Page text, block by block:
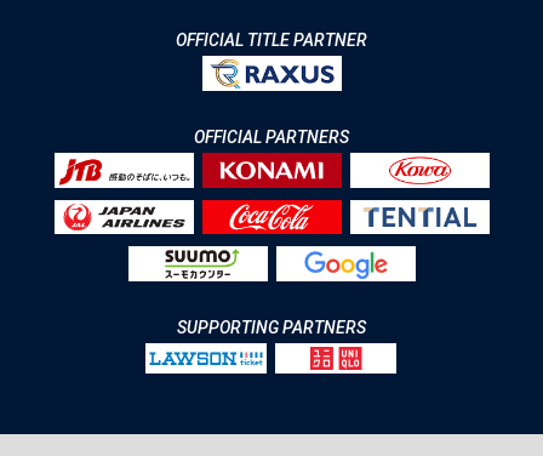
OFFICIAL TITLE PARTNER
OFFICIAL PARTNERS
SUPPORTING PARTNERS